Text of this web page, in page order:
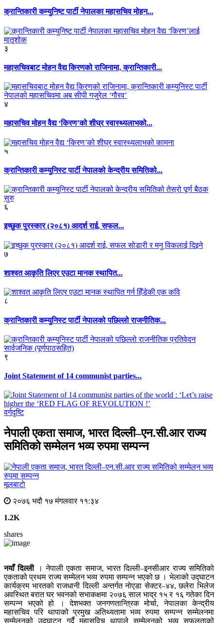
क्रान्तिकारी कम्युनिष्ट पार्टी नेपालका महासचिव मोहन...
३
महासचिवबाट मोहन वैद्य किरणको राजिनामा, क्रान्तिकारी...
४
महासचिव मोहन वैद्य ‘किरण’को शीघ्र स्वास्थ्यलाभको...
५
क्रान्तिकारी कम्युनिस्ट पार्टी नेपालको केन्द्रीय समितिको...
६
इच्छुक पुरस्कार (२०८१) आदर्श राई, सफल...
७
शाश्वत आकृति लिएर एउटा मानक स्थापित...
८
क्रान्तिकारी कम्युनिस्ट पार्टी नेपालको पछिल्लो राजनीतिक...
९
Joint Statement of 14 communist parties...
वर्गदृष्टि
नेपाली एकता समाज, भारत दिल्ली–एन.सी.आर राज्य
समितिको सम्मेलन भव्य रुपमा सम्पन्न
मूलबाटाे
२०७६ भदौ १७ मंगलवार ११:३४
1.2K
shares
नयाँ दिल्ली। नेपाली एकता समाज, भारत दिल्ली–इनसीआर राज्य समितिको
एकताको प्रथम राज्य सम्मेलन भव्य रुपमा सम्पन्न भएको छ । भेलाको उद्घाटन
कार्यक्रम भारतको राजधानी दिल्ली अन्तर्गत नोएडा सेक्टर–४४, छलेरा भिलेज
अवस्थित बरात घर भवनको सभाकक्षमा २०७६ साल भाद्र १५ र १६ गतेका दिन
सम्पन्न भएको हो । देशभक्त जनगणतान्त्रिक मोर्चा, नेपालका केन्द्रीय
महासचिव परि थापाको प्रमुख अतिथ्यतामा भव्य रुपमा सम्पन्न सम्मेलनमा
सम्मेलनको उद्घाटन गर्दै महासविच थापाले सम्मेलनको भव्य सफलताको